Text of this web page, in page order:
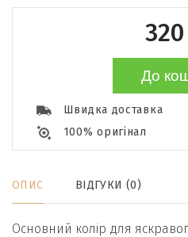
320
До
Швидка доставка
100% оригінал
ОПИС ВІДГУКИ (0)
Основний колір для